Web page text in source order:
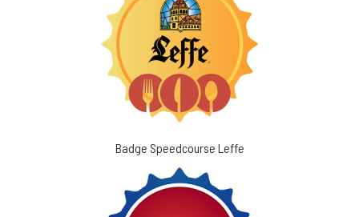
Badge Speedcourse Leffe